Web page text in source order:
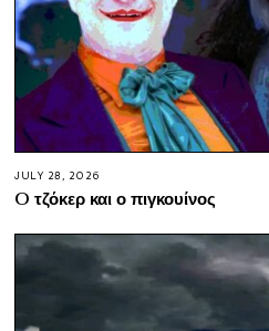
JULY 28, 2026
O τζόκερ και ο πιγκουίνος